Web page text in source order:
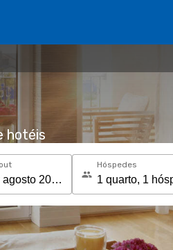
hotéis
Hóspedes